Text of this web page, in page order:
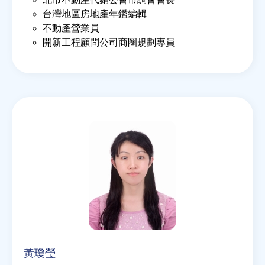
台灣地區房地產年鑑編輯
不動產營業員
開新工程顧問公司商圈規劃專員
黃瓊瑩